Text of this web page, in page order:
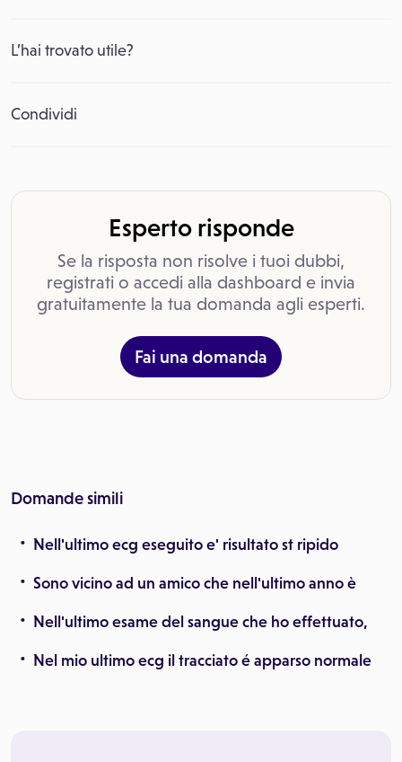
L’hai trovato utile?
Condividi
Esperto risponde
Se la risposta non risolve i tuoi dubbi,
registrati o accedi alla dashboard e invia
gratuitamente la tua domanda agli esperti.
Fai una domanda
Domande simili
Nell'ultimo ecg eseguito e' risultato st ripido
Sono vicino ad un amico che nell'ultimo anno è
Nell'ultimo esame del sangue che ho effettuato,
Nel mio ultimo ecg il tracciato é apparso normale